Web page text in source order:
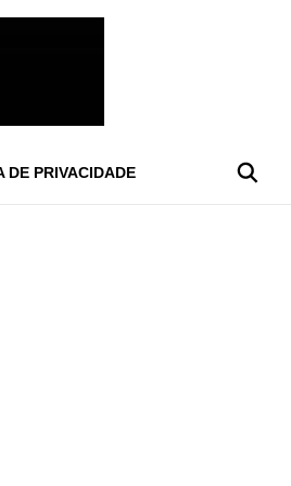
DE PRIVACIDADE